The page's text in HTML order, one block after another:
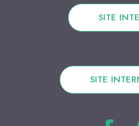
SITE
SITE